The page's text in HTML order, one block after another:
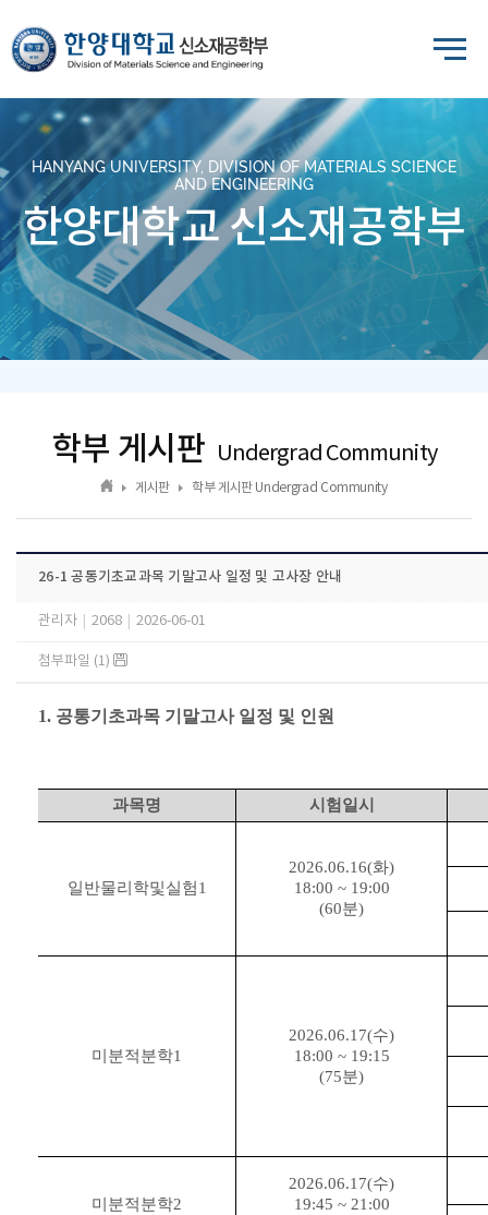
HANYANG UNIVERSITY, DIVISION OF MATERIALS SCIENCE
AND ENGINEERING
한양대학교 신소재공학부
학부 게시판 Undergrad Community
게시판 학부 게시판 Undergrad Community
26-1 공통기초교과목 기말고사 일정 및 고사장 안내
관리자 2068 2026-06-01
첨부파일 (1)
1. 공통기초과목 기말고사 일정 및 인원
과목명 시험일시
일반물리학및실험1
2026.06.16(화)
18:00 ~ 19:00
(60분)
미분적분학1
2026.06.17(수)
18:00 ~ 19:15
(75분)
미분적분학2
2026.06.17(수)
19:45 ~ 21:00